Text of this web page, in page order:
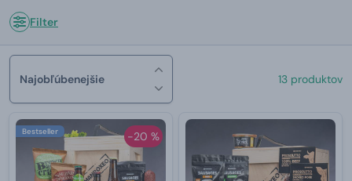
Filter
Najobľúbenejšie 13 produktov
-20 %
Bestseller